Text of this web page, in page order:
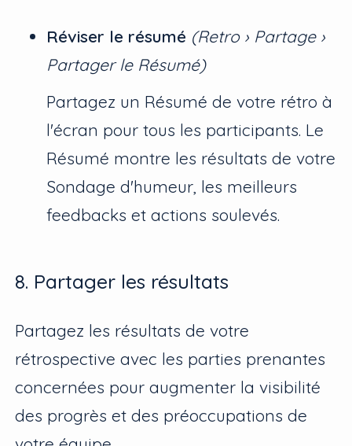
Réviser le résumé (Retro › Partage ›
Partager le Résumé)
Partagez un Résumé de votre rétro à
l'écran pour tous les participants. Le
Résumé montre les résultats de votre
Sondage d'humeur, les meilleurs
feedbacks et actions soulevés.
8. Partager les résultats
Partagez les résultats de votre
rétrospective avec les parties prenantes
concernées pour augmenter la visibilité
des progrès et des préoccupations de